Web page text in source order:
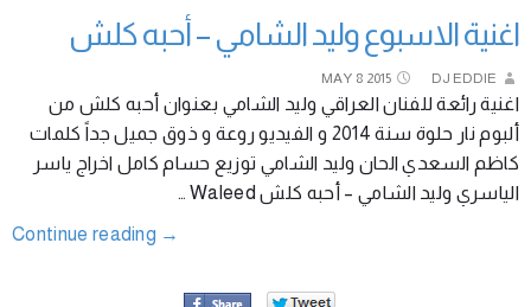
اغنية الاسبوع وليد الشامي – أحبه كلش
MAY 8 2015 DJ EDDIE
اغنية رائعة للفنان العراقي وليد الشامي بعنوان أحبه كلش من
ألبوم نار حلوة سنة 2014 و الفيديو روعة و ذوق جميل جداً كلمات
كاظم السعدي الحان وليد الشامي توزيع حسام كامل اخراج ياسر
الياسري وليد الشامي – أحبه كلش Waleed …
Continue reading →